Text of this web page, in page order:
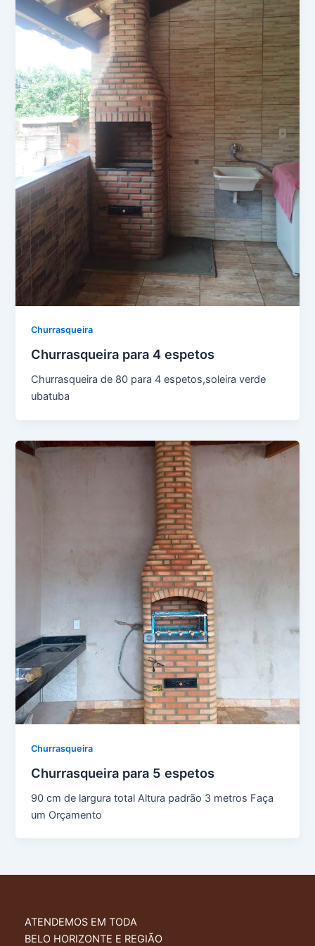
Churrasqueira
Churrasqueira para 4 espetos
Churrasqueira de 80 para 4 espetos,soleira verde
ubatuba
Churrasqueira
Churrasqueira para 5 espetos
90 cm de largura total Altura padrão 3 metros Faça
um Orçamento
ATENDEMOS EM TODA
BELO HORIZONTE E REGIÃO